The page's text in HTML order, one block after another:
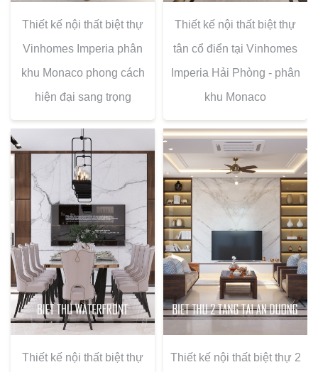
Thiết kế nội thất biệt thự
Vinhomes Imperia phân
khu Monaco phong cách
hiện đại sang trọng
Thiết kế nội thất biệt thự
tân cổ điển tại Vinhomes
Imperia Hải Phòng - phân
khu Monaco
Thiết kế nội thất biệt thự
Thiết kế nội thất biệt thự 2